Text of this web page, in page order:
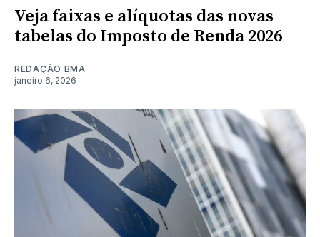
Veja faixas e alíquotas das novas
tabelas do Imposto de Renda 2026
REDAÇÃO BMA
janeiro 6, 2026